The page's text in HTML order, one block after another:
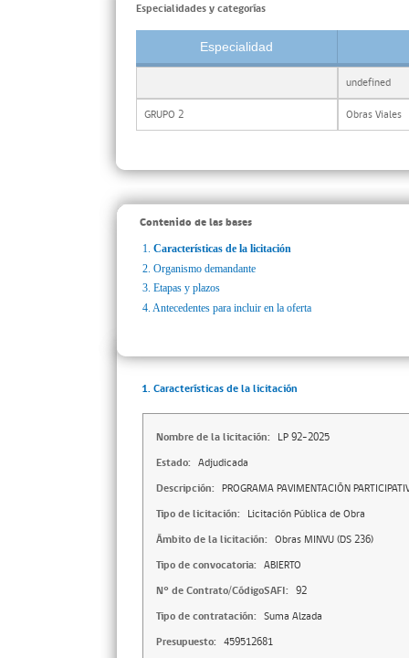
Especialidades y categorías
Especialidad
undefined
GRUPO 2 Obras Viales
Contenido de las bases
1. Características de la licitación
2. Organismo demandante
3. Etapas y plazos
4. Antecedentes para incluir en la oferta
1. Características de la licitación
Nombre de la licitación: LP 92-2025
Estado: Adjudicada
Descripción: PROGRAMA PAVIMENTACIÓN
Tipo de licitación: Licitación Pública de Obra
Ámbito de la licitación: Obras MINVU (DS 236)
Tipo de convocatoria: ABIERTO
N° de Contrato/CódigoSAFI: 92
Tipo de contratación: Suma Alzada
Presupuesto: 459512681